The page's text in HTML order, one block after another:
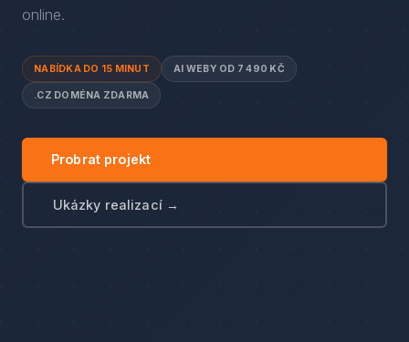
online.
NABÍDKA DO 15 MINUT AI WEBY OD 7 490 KČ
.CZ DOMÉNA ZDARMA
Probrat projekt
Ukázky realizací →